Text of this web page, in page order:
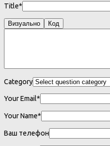
Title*
Визуально Код
Category
Your Email*
Your Name*
Ваш телефон